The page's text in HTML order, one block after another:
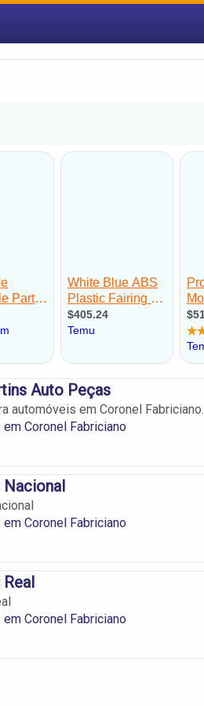
Auto Peças
automóveis em Coronel Fabriciano.
Coronel Fabriciano
Nacional
Coronel Fabriciano
Coronel Fabriciano